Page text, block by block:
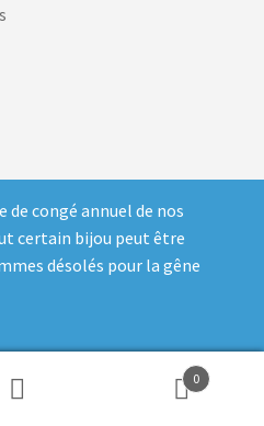
T
w
.
0
de congé annuel de nos
certain bijou peut être
désolés pour la gêne